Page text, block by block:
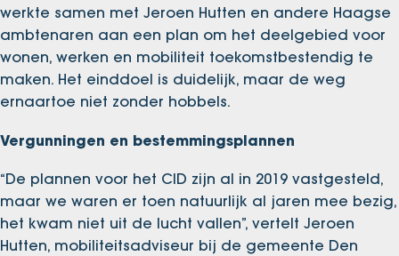
werkte samen met Jeroen Hutten en andere Haagse
ambtenaren aan een plan om het deelgebied voor
wonen, werken en mobiliteit toekomstbestendig te
maken. Het einddoel is duidelijk, maar de weg
ernaartoe niet zonder hobbels.
Vergunningen en bestemmingsplannen
“De plannen voor het CID zijn al in 2019 vastgesteld,
maar we waren er toen natuurlijk al jaren mee bezig,
het kwam niet uit de lucht vallen”, vertelt Jeroen
Hutten, mobiliteitsadviseur bij de gemeente Den